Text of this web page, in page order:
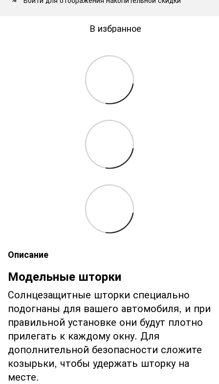
В избранное
Описание
Модельные шторки
Солнцезащитные шторки специально
подогнаны для вашего автомобиля, и при
правильной установке они будут плотно
прилегать к каждому окну. Для
дополнительной безопасности сложите
козырьки, чтобы удержать шторку на
месте.